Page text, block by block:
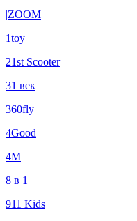
|ZOOM
1toy
21st Scooter
31 век
360fly
4Good
4М
8 в 1
911 Kids